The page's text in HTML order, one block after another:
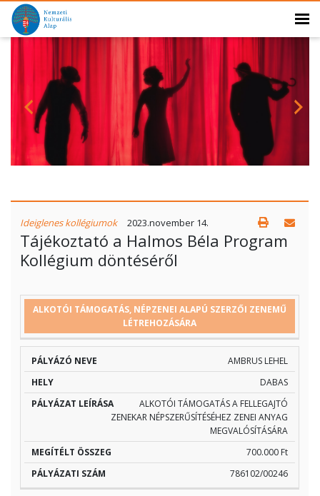
Ideiglenes kollégiumok 2023.november 14.
Tájékoztató a Halmos Béla Program
Kollégium döntéséről
PÁLYÁZÓ
HELY
PÁLYÁZAT
LEÍRÁSA
MEGÍTÉLT
ALKOTÓI TÁMOGATÁS, NÉPZENEI ALAPÚ SZERZŐI ZENEMŰ
LÉTREHOZÁSÁRA
AMBRUS LEHEL
DABAS
ALKOTÓI TÁMOGATÁS A FELLEGAJTÓ
ZENEKAR NÉPSZERŰSÍTÉSÉHEZ ZENEI ANYAG
MEGVALÓSÍTÁSÁRA
700.000 Ft
786102/00246